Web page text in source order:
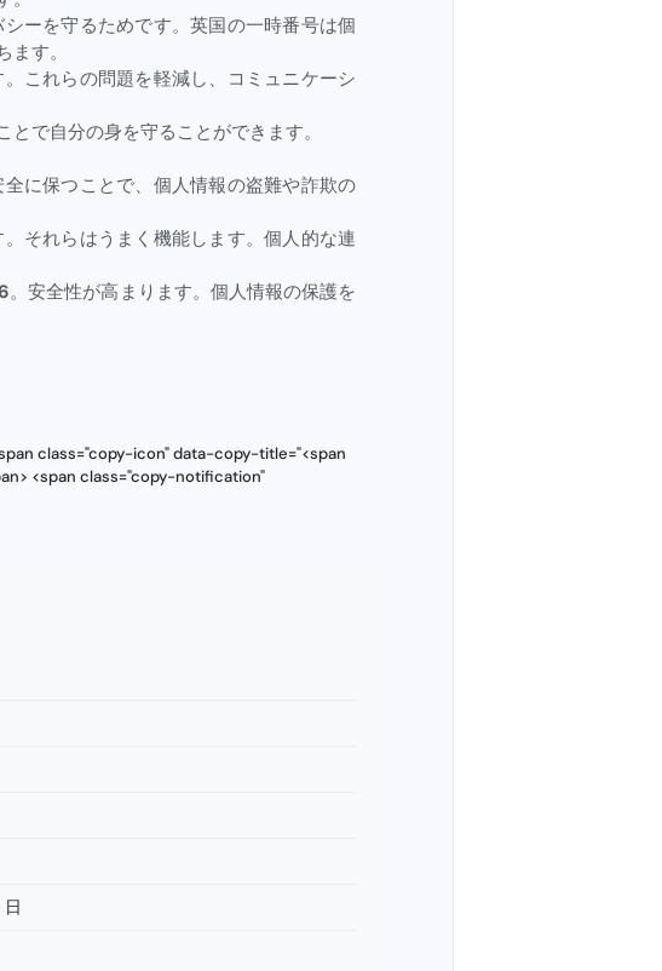
ーを守るためです。英国の一時番号は個
す。
これらの問題を軽減し、コミュニケーシ
で自分の身を守ることができます。
に保つことで、個人情報の盗難や詐欺の
それらはうまく機能します。個人的な連
。安全性が高まります。個人情報の保護を
class="copy-icon" data-copy-title="<span
<span class="copy-notification"